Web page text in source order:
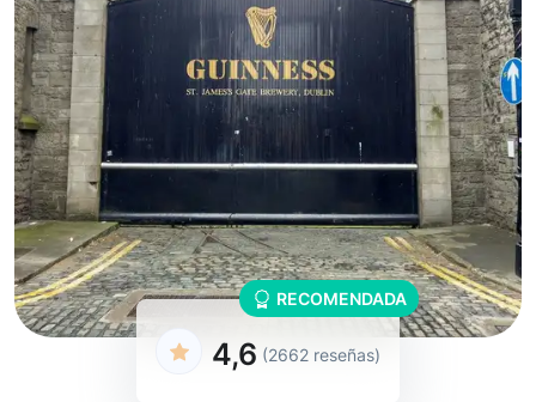
RECOMENDADA
4,6 (2662 reseñas)